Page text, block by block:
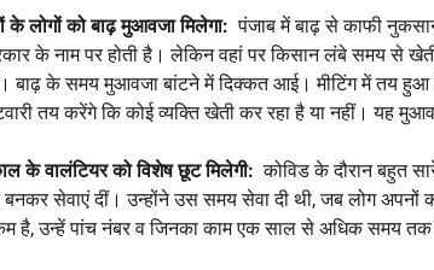
के लोगों को बाढ़ मुआवजा मिलेगा: पंजाब में बाढ़ से काफी
के नाम पर होती है। लेकिन वहां पर किसान लंबे समय से
बाढ़ के समय मुआवजा बांटने में दिक्कत आई। मीटिंग में तय
तय करेंगे कि कोई व्यक्ति खेती कर रहा है या नहीं। यह
के वालंटियर को विशेष छूट मिलेगी: कोविड के दौरान बहुत
बनकर सेवाएं दीं। उन्होंने उस समय सेवा दी थी, जब लोग
है, उन्हें पांच नंबर व जिनका काम एक साल से अधिक समय तक